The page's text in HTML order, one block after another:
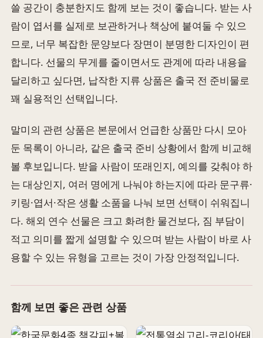
쓸 공간이 충분한지도 함께 보는 것이 좋습니다. 받는 사
람이 엽서를 실제로 보관하거나 책상에 붙여둘 수 있으
므로, 너무 복잡한 문양보다 장면이 분명한 디자인이 편
합니다. 선물의 무게를 줄이면서도 관계에 따라 내용을
달리하고 싶다면, 납작한 지류 상품은 출국 전 준비물로
꽤 실용적인 선택입니다.
말미의 관련 상품은 본문에서 언급한 상품만 다시 모아
둔 목록이 아니라, 같은 출국 준비 상황에서 함께 비교해
볼 후보입니다. 받을 사람이 또래인지, 예의를 갖춰야 하
는 대상인지, 여러 명에게 나눠야 하는지에 따라 문구류·
키링·엽서·작은 생활 소품을 나눠 보면 선택이 쉬워집니
다. 해외 연수 선물은 크고 화려한 물건보다, 짐 부담이
적고 의미를 짧게 설명할 수 있으며 받는 사람이 바로 사
용할 수 있는 유형을 고르는 것이 가장 안정적입니다.
함께 보면 좋은 관련 상품